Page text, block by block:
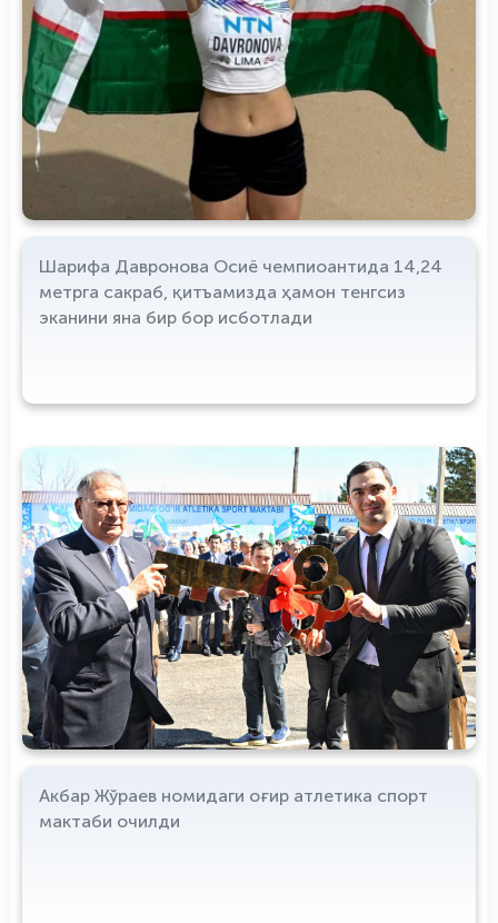
Шарифа Давронова Осиё чемпиоантида 14,24
метрга сакраб, қитъамизда ҳамон тенгсиз
эканини яна бир бор исботлади
Акбар Жўраев номидаги оғир атлетика спорт
мактаби очилди